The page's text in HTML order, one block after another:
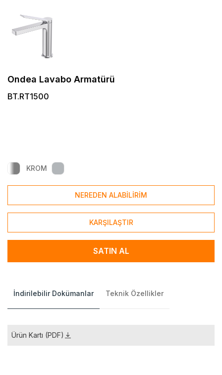
Ondea Lavabo Armatürü
BT.RT1500
KROM
NEREDEN ALABİLİRİM
KARŞILAŞTIR
SATIN AL
İndirilebilir Dokümanlar Teknik Özellikler
Ürün Kartı (PDF)